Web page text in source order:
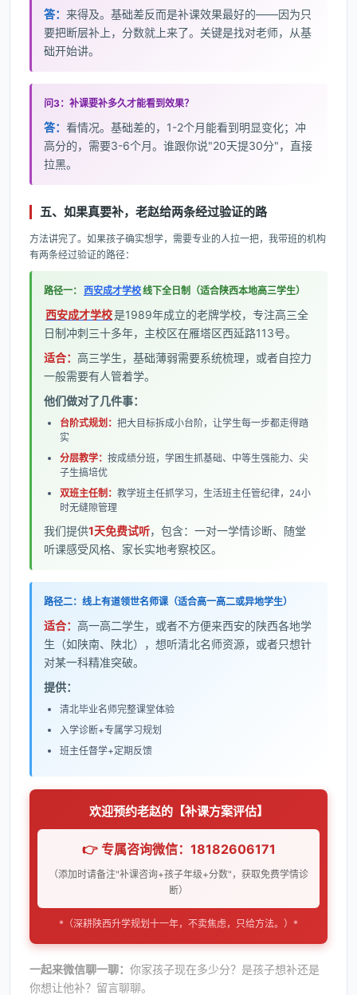
答： 来得及。基础差反而是补课效果最好的——因为只
要把断层补上，分数就上来了。关键是找对老师，从基
础开始讲。
问3：补课要补多久才能看到效果？
答： 看情况。基础差的，1-2个月能看到明显变化；冲
高分的，需要3-6个月。谁跟你说"20天提30分"，直接
拉黑。
五、如果真要补，老赵给两条经过验证的路
方法讲完了。如果孩子确实想学，需要专业的人拉一把，我带班的机构
有两条经过验证的路径：
路径一： 西安成才学校线下全日制（适合陕西本地高三学生）
西安成才学校是1989年成立的老牌学校，专注高三全
日制冲刺三十多年，主校区在雁塔区西延路113号。
适合： 高三学生，基础薄弱需要系统梳理，或者自控力
一般需要有人管着学。
他们做对了几件事：
台阶式规划： 把大目标拆成小台阶，让学生每一步都走得踏
实
分层教学： 按成绩分班，学困生抓基础、中等生强能力、尖
子生搞培优
双班主任制： 教学班主任抓学习，生活班主任管纪律，24小
时无缝隙管理
我们提供1天免费试听，包含：一对一学情诊断、随堂
听课感受风格、家长实地考察校区。
路径二：线上有道领世名师课（适合高一高二或异地学生）
适合： 高一高二学生，或者不方便来西安的陕西各地学
生（如陕南、陕北），想听清北名师资源，或者只想针
对某一科精准突破。
提供：
清北毕业名师完整课堂体验
入学诊断+专属学习规划
班主任督学+定期反馈
欢迎预约老赵的【补课方案评估】
👉 专属咨询微信：18182606171
（添加时请备注"补课咨询+孩子年级+分数"，获取免费学情诊
断）
*（深耕陕西升学规划十一年，不卖焦虑，只给方法。）*
一起来微信聊一聊： 你家孩子现在多少分？是孩子想补还是
你想让他补？留言聊聊。